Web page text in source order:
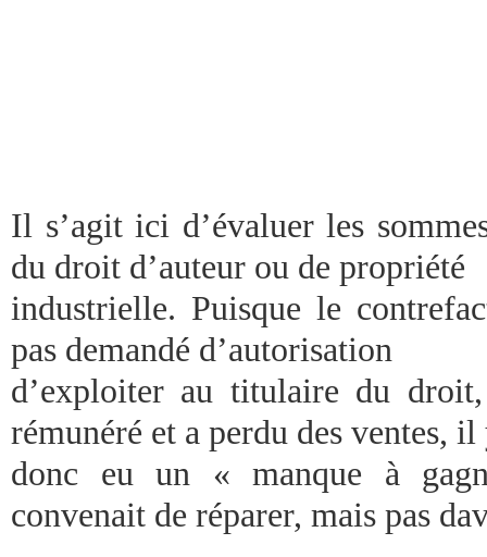
Il s’agit ici d’évaluer les
du droit d’auteur ou de propriété
industrielle. Puisque le
pas demandé d’autorisation
d’exploiter au titulaire du
rémunéré et a perdu des ventes, il
donc eu un « manque à
convenait de réparer, mais pas